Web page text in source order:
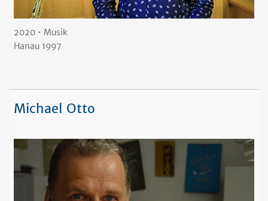
2020 • Musik
Hanau 1997
Michael Otto